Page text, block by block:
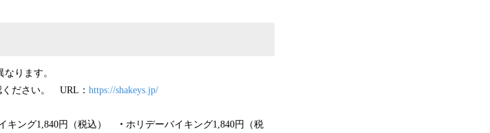
ります。
ください。 URL： https://shakeys.jp/
キング1,840円（税込） ・ ホリデーバイキング1,840円（税